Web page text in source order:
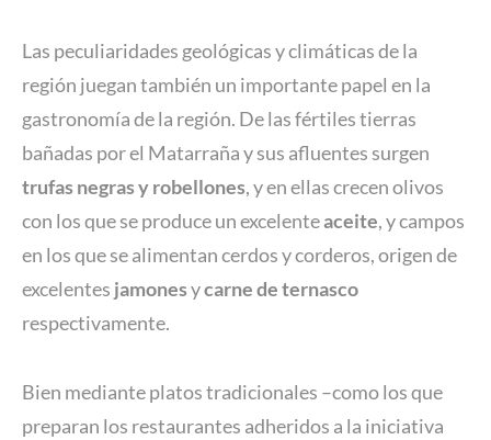
Las peculiaridades geológicas y climáticas de la
región juegan también un importante papel en la
gastronomía de la región. De las fértiles tierras
bañadas por el Matarraña y sus afluentes surgen
trufas negras y robellones, y en ellas crecen olivos
con los que se produce un excelenteaceite, y campos
en los que se alimentan cerdos y corderos, origen de
excelentes jamonesycarne de ternasco
respectivamente.
Bien mediante platos tradicionales –como los que
preparan los restaurantes adheridos a la iniciativa